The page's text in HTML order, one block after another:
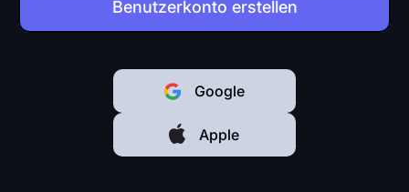
Benutzerkonto erstellen
Google
Apple